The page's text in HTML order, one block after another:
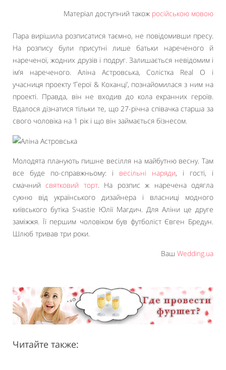
Матеріал доступний також російською мовою
Пара вирішила розписатися таємно, не повідомивши пресу.
На розпису були присутні лише батьки нареченого й
нареченої, жодних друзів і подруг. Залишається невідомим і
ім’я нареченого. Аліна Астровська, Солістка Real O і
учасниця проекту ‘Герої & Коханці’, познайомилася з ним на
проекті. Правда, він не входив до кола екранних героїв.
Вдалося дізнатися тільки те, що 27-річна співачка старша за
свого чоловіка на 1 рік і що він займається бізнесом.
Молодята планують пишне весілля на майбутню весну. Там
все буде по-справжньому: і весільні наряди, і гості, і
смачнийсвятковий торт. На розпис ж наречена одягла
сукню від українського дизайнера і власниці модного
київського бутіка Sчastie Юлії Магдич. Для Аліни це друге
заміжжя. Її першим чоловіком був футболіст Євген Бредун.
Шлюб тривав три роки.
Ваш Wedding.ua
Читайте также: